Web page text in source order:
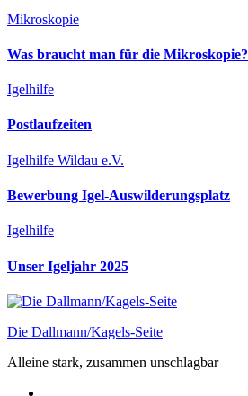
Mikroskopie
Was braucht man für die Mikroskopie?
Igelhilfe
Postlaufzeiten
Igelhilfe Wildau e.V.
Bewerbung Igel-Auswilderungsplatz
Igelhilfe
Unser Igeljahr 2025
Die Dallmann/Kagels-Seite
Alleine stark, zusammen unschlagbar